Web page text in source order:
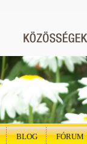
BLOG FÓRUM